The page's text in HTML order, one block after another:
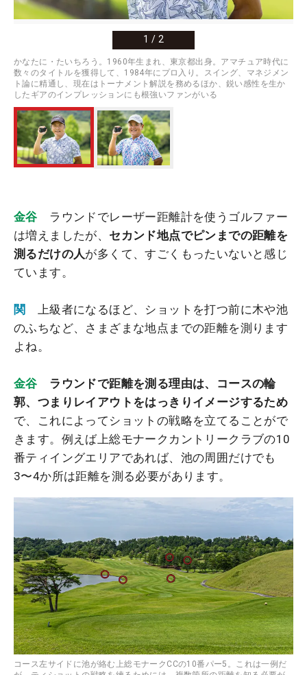
1 / 2
かなたに・たいちろう。1960年生まれ、東京都出身。アマチュア時代に
数々のタイトルを獲得して、1984年にプロ入り。スイング、マネジメン
ト論に精通し、現在はトーナメント解説を務めるほか、鋭い感性を生か
したギアのインプレッションにも根強いファンがいる
金谷 ラウンドでレーザー距離計を使うゴルファー
は増えましたが、 セカンド地点でピンまでの距離を
測るだけの人が多くて、すごくもったいないと感じ
ています。
関
上級者になるほど、ショットを打つ前に木や池
のふちなど、さまざまな地点までの距離を測ります
よね。
金谷
ラウンドで距離を測る理由は、コースの輪
郭、つまりレイアウトをはっきりイメージするため
で、これによってショットの戦略を立てることがで
きます。例えば上総モナークカントリークラブの10
番ティイングエリアであれば、池の周囲だけでも
3〜4か所は距離を測る必要があります。
コース左サイドに池が絡む上総モナークCCの10番パー5。これは一例だ